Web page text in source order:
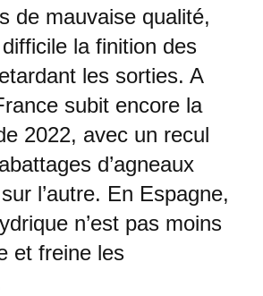
de mauvaise qualité,
la finition des
les sorties. A
subit encore la
2022, avec un recul
d’agneaux
l’autre. En Espagne,
n’est pas moins
et freine les